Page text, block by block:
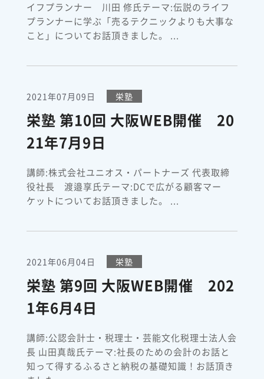
イフプランナー 川田 修氏テーマ:伝説のライフ
プランナーに学ぶ「売るテクニックよりも大事な
こと」についてお話頂きました。 ...
2021年07月09日 栄塾
栄塾 第10回 大阪WEB開催 20
21年7月9日
講師:株式会社ユニオス・パートナーズ 代表取締
役社長 渡邉享氏テーマ:DCで広がる顧客マー
ケットについてお話頂きました。 ...
2021年06月04日 栄塾
栄塾 第9回 大阪WEB開催 202
1年6月4日
講師:公認会計士・税理士・芸能文化税理士法人会
長 山田真哉氏テーマ:社長のための会計のお話と
知って得するふるさと納税の基礎知識！お話頂き